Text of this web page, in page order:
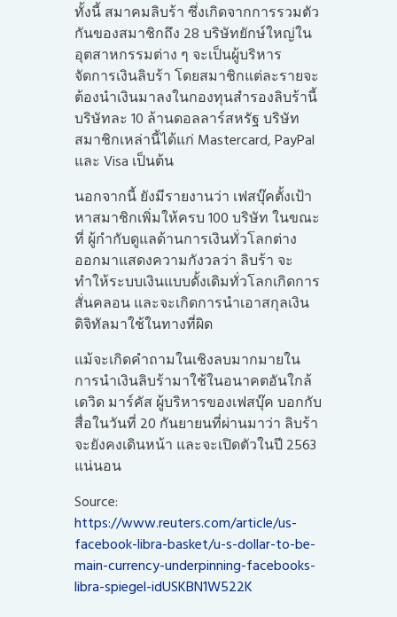
ทั้งนี้ สมาคมลิบร้า ซึ่งเกิดจากการรวมตัว
กันของสมาชิกถึง 28 บริษัทยักษ์ใหญ่ใน
อุตสาหกรรมต่าง ๆ จะเป็นผู้บริหาร
จัดการเงินลิบร้า โดยสมาชิกแต่ละรายจะ
ต้องนำเงินมาลงในกองทุนสำรองลิบร้านี้
บริษัทละ 10 ล้านดอลลาร์สหรัฐ บริษัท
สมาชิกเหล่านี้ได้แก่ Mastercard, PayPal
และ Visa เป็นต้น
นอกจากนี้ ยังมีรายงานว่า เฟสบุ๊คตั้งเป้า
หาสมาชิกเพิ่มให้ครบ 100 บริษัท ในขณะ
ที่ ผู้กำกับดูแลด้านการเงินทั่วโลกต่าง
ออกมาแสดงความกังวลว่า ลิบร้า จะ
ทำให้ระบบเงินแบบดั้งเดิมทั่วโลกเกิดการ
สั่นคลอน และจะเกิดการนำเอาสกุลเงิน
ดิจิทัลมาใช้ในทางที่ผิด
แม้จะเกิดคำถามในเชิงลบมากมายใน
การนำเงินลิบร้ามาใช้ในอนาคตอันใกล้
เดวิด มาร์คัส ผู้บริหารของเฟสบุ๊ค บอกกับ
สื่อในวันที่ 20 กันยายนที่ผ่านมาว่า ลิบร้า
จะยังคงเดินหน้า และจะเปิดตัวในปี 2563
แน่นอน
Source:
https://www.reuters.com/article/us-
facebook-libra-basket/u-s-dollar-to-be-
main-currency-underpinning-facebooks-
libra-spiegel-idUSKBN1W522K